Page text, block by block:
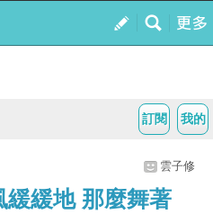
我的
訂閱
雲子修
緩緩地 那麼舞著